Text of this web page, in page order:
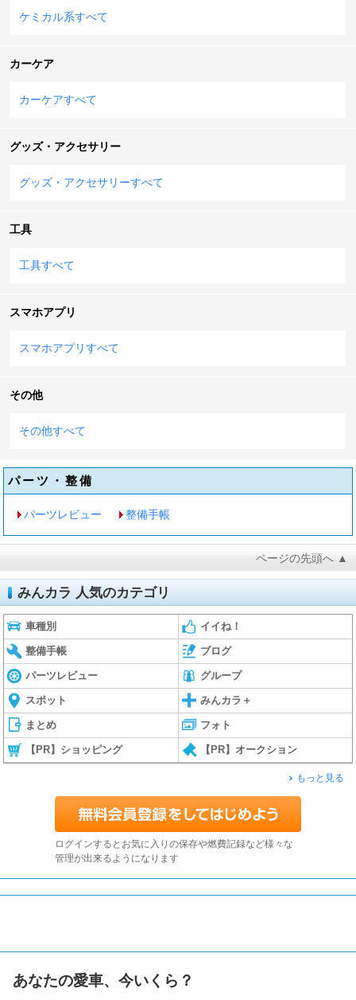
ケミカル系すべて
カーケア
カーケアすべて
グッズ・アクセサリー
グッズ・アクセサリーすべて
工具
工具すべて
スマホアプリ
スマホアプリすべて
その他
その他すべて
パーツ・整備
パーツレビュー 整備手帳
ページの先頭へ ▲
みんカラ 人気のカテゴリ
車種別 イイね！
整備手帳 ブログ
パーツレビュー グループ
スポット みんカラ＋
まとめ フォト
【PR】ショッピング 【PR】オークション
もっと見る
ログインするとお気に入りの保存や燃費記録など様々な
管理が出来るようになります
あなたの愛車、今いくら？